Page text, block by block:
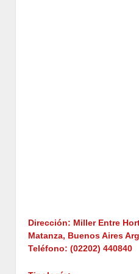
Dirección: Miller Entre
Matanza, Buenos Aires
Teléfono: (02202) 440840